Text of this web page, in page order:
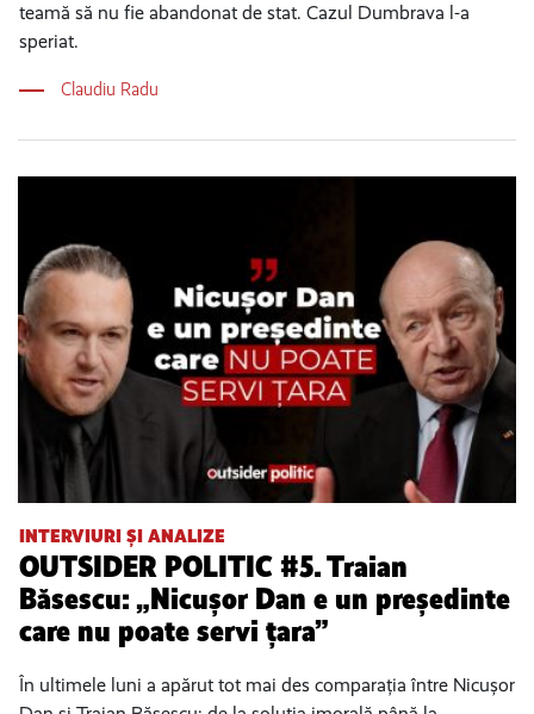
teamă să nu fie abandonat de stat. Cazul Dumbrava l-a
speriat.
Claudiu Radu
INTERVIURI ȘI ANALIZE
OUTSIDER POLITIC #5. Traian
Băsescu: „Nicușor Dan e un președinte
care nu poate servi țara”
În ultimele luni a apărut tot mai des comparația între Nicușor